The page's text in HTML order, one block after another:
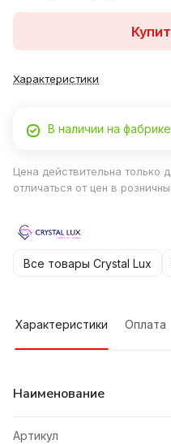
Характеристики
В наличии на фабрике
Цена действительна только
отличаться от цен в
Все товары Crystal Lux
Характеристики Оплата
Наименование
Артикул